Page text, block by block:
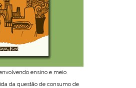
ensino e meio
da questão de consumo de